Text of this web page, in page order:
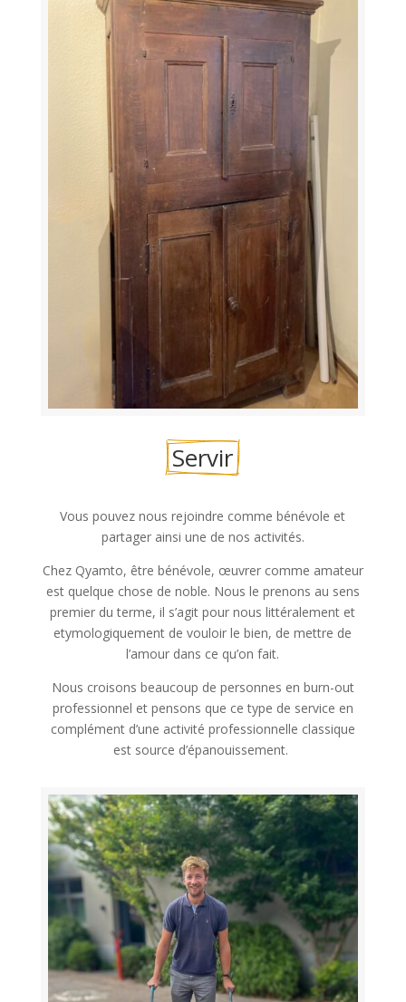
Servir
Vous pouvez nous rejoindre comme bénévole et
partager ainsi une de nos activités.
Chez Qyamto, être bénévole, œuvrer comme amateur
est quelque chose de noble. Nous le prenons au sens
premier du terme, il s’agit pour nous littéralement et
etymologiquement de vouloir le bien, de mettre de
l’amour dans ce qu’on fait.
Nous croisons beaucoup de personnes en burn-out
professionnel et pensons que ce type de service en
complément d’une activité professionnelle classique
est source d’épanouissement.